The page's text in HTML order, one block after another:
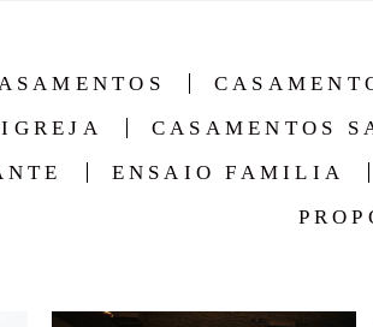
CASAMENTOS
ENSAIO FAMILIA